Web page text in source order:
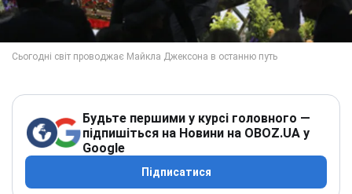
Будьте першими у курсі головного —
підпишіться на Новини на OBOZ.UA у
Google
Підписатися